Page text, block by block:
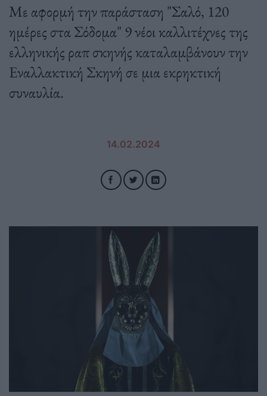
Με αφορμή την παράσταση "Σαλό, 120
ημέρες στα Σόδομα" 9 νέοι καλλιτέχνες της
ελληνικής ραπ σκηνής καταλαμβάνουν την
Εναλλακτική Σκηνή σε μια εκρηκτική
συναυλία.
14.02.2024